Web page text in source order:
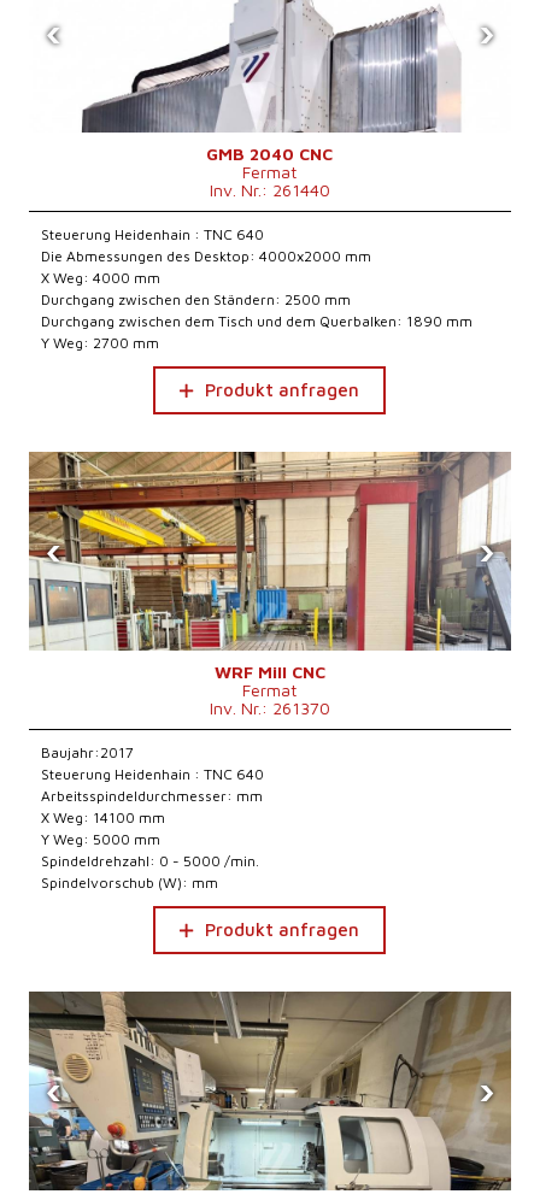
‹ ›
GMB 2040 CNC
Fermat
Inv. Nr.: 261440
Steuerung Heidenhain : TNC 640
Die Abmessungen des Desktop: 4000x2000 mm
X Weg: 4000 mm
Durchgang zwischen den Ständern: 2500 mm
Durchgang zwischen dem Tisch und dem Querbalken: 1890 mm
Y Weg: 2700 mm
Produkt anfragen
‹ ›
WRF Mill CNC
Fermat
Inv. Nr.: 261370
Baujahr:2017
Steuerung Heidenhain : TNC 640
Arbeitsspindeldurchmesser: mm
X Weg: 14100 mm
Y Weg: 5000 mm
Spindeldrehzahl: 0 - 5000 /min.
Spindelvorschub (W): mm
Produkt anfragen
‹ ›